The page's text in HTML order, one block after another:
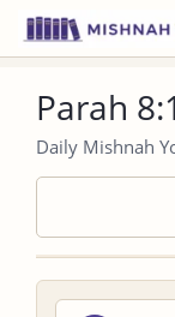
Parah
Daily Mishnah